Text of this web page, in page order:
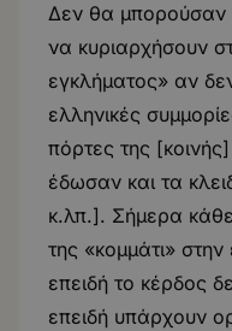
Δεν θα μπορούσαν
να κυριαρχήσουν
εγκλήματος» αν
ελληνικές
πόρτες της
έδωσαν και τα
κ.λπ.]. Σήμερα
της «κομμάτι»
επειδή το κέρδος
επειδή υπάρχουν